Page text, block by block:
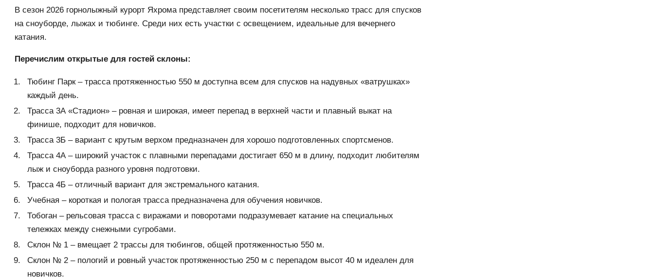
В сезон 2026 горнолыжный курорт Яхрома представляет своим посетителям несколько трасс для спусков
на сноуборде, лыжах и тюбинге. Среди них есть участки с освещением, идеальные для вечернего
катания.
Перечислим открытые для гостей склоны:
Тюбинг Парк – трасса протяженностью 550 м доступна всем для спусков на надувных «ватрушках»
каждый день.
Трасса 3А «Стадион» – ровная и широкая, имеет перепад в верхней части и плавный выкат на
финише, подходит для новичков.
Трасса 3Б – вариант с крутым верхом предназначен для хорошо подготовленных спортсменов.
Трасса 4А – широкий участок с плавными перепадами достигает 650 м в длину, подходит любителям
лыж и сноуборда разного уровня подготовки.
Трасса 4Б – отличный вариант для экстремального катания.
Учебная – короткая и пологая трасса предназначена для обучения новичков.
Тобоган – рельсовая трасса с виражами и поворотами подразумевает катание на специальных
тележках между снежными сугробами.
Склон № 1 – вмещает 2 трассы для тюбингов, общей протяженностью 550 м.
Склон № 2 – пологий и ровный участок протяженностью 250 м с перепадом высот 40 м идеален для
новичков.